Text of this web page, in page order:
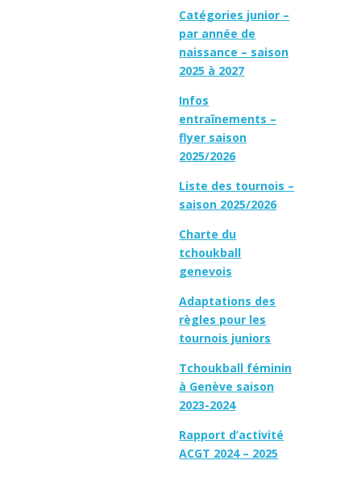
Catégories junior –
par année de
naissance – saison
2025 à 2027
Infos
entraînements –
flyer saison
2025/2026
Liste des tournois –
saison 2025/2026
Charte du
tchoukball
genevois
Adaptations des
règles pour les
tournois juniors
Tchoukball féminin
à Genève saison
2023-2024
Rapport d’activité
ACGT 2024 – 2025